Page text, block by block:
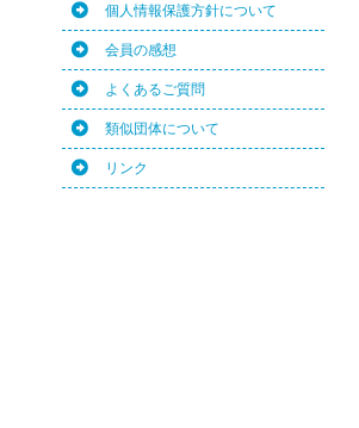
個人情報保護方針について
会員の感想
よくあるご質問
類似団体について
リンク